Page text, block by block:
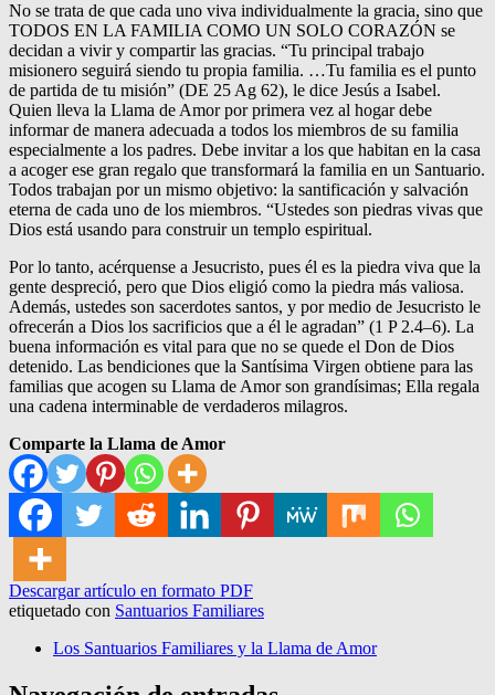
No se trata de que cada uno viva individualmente la gracia, sino que
TODOS EN LA FAMILIA COMO UN SOLO CORAZÓN se
decidan a vivir y compartir las gracias. “Tu principal trabajo
misionero seguirá siendo tu propia familia. …Tu familia es el punto
de partida de tu misión” (DE 25 Ag 62), le dice Jesús a Isabel.
Quien lleva la Llama de Amor por primera vez al hogar debe
informar de manera adecuada a todos los miembros de su familia
especialmente a los padres. Debe invitar a los que habitan en la casa
a acoger ese gran regalo que transformará la familia en un Santuario.
Todos trabajan por un mismo objetivo: la santificación y salvación
eterna de cada uno de los miembros. “Ustedes son piedras vivas que
Dios está usando para construir un templo espiritual.
Por lo tanto, acérquense a Jesucristo, pues él es la piedra viva que la
gente despreció, pero que Dios eligió como la piedra más valiosa.
Además, ustedes son sacerdotes santos, y por medio de Jesucristo le
ofrecerán a Dios los sacrificios que a él le agradan” (1 P 2.4–6). La
buena información es vital para que no se quede el Don de Dios
detenido. Las bendiciones que la Santísima Virgen obtiene para las
familias que acogen su Llama de Amor son grandísimas; Ella regala
una cadena interminable de verdaderos milagros.
Comparte la Llama de Amor
Descargar artículo en formato PDF
etiquetado con Santuarios Familiares
Los Santuarios Familiares y la Llama de Amor